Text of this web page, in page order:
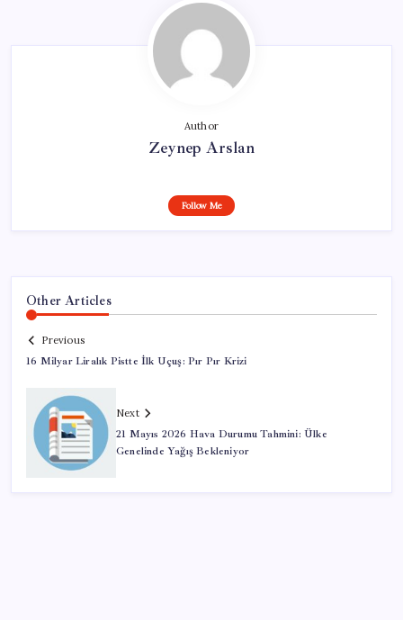
Author
Zeynep Arslan
Follow Me
Other Articles
Previous
16 Milyar Liralık Pistte İlk Uçuş: Pır Pır Krizi
Next
21 Mayıs 2026 Hava Durumu Tahmini: Ülke
Genelinde Yağış Bekleniyor